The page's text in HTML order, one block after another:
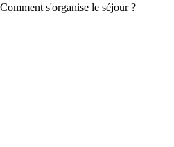
Comment s'organise le séjour ?